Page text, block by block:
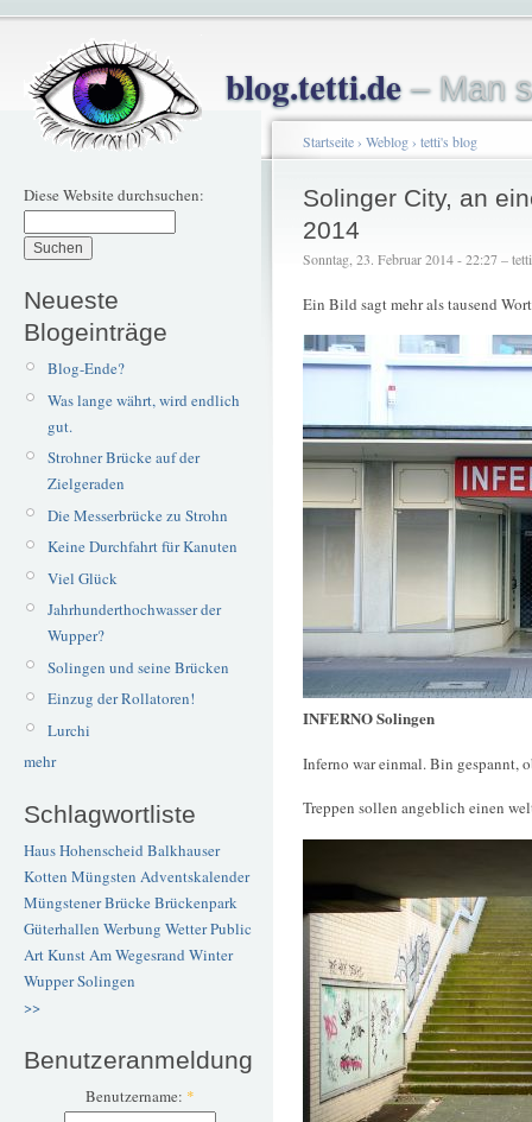
blog.tetti.de– Man
Diese Website durchsuchen:
Neueste
Blogeinträge
Blog-Ende?
Was lange währt, wird endlich
gut.
Strohner Brücke auf der
Zielgeraden
Die Messerbrücke zu Strohn
Keine Durchfahrt für Kanuten
Viel Glück
Jahrhunderthochwasser der
Wupper?
Solingen und seine Brücken
Einzug der Rollatoren!
Lurchi
mehr
Schlagwortliste
Haus Hohenscheid Balkhauser
Kotten Müngsten Adventskalender
Müngstener BrückeBrückenpark
Güterhallen Werbung WetterPublic
ArtKunstAm Wegesrand Winter
WupperSolingen
>>
Benutzeranmeldung
Benutzername: *
Startseite› Weblog› tetti's blog
Solinger City, an
2014
Sonntag, 23. Februar 2014 - 22:27 – tetti
Ein Bild sagt mehr als tausend
INFERNO Solingen
Inferno war einmal. Bin gespannt,
Treppen sollen angeblich einen